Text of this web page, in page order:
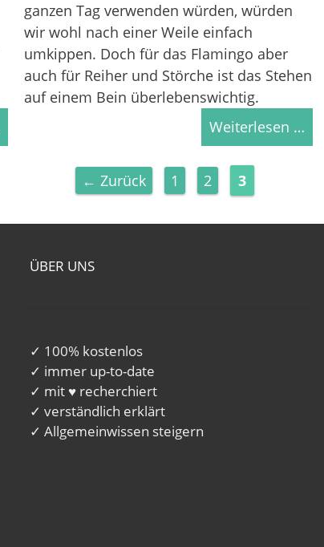
ganzen Tag verwenden würden, würden
wir wohl nach einer Weile einfach
umkippen. Doch für das Flamingo aber
auch für Reiher und Störche ist das Stehen
auf einem Bein überlebenswichtig.
Weiterlesen …
← Zurück Seite
1 Seite
2 Seite
3
ÜBER UNS
✓ 100% kostenlos
✓ immer up-to-date
✓ mit ♥ recherchiert
✓ verständlich erklärt
✓ Allgemeinwissen steigern